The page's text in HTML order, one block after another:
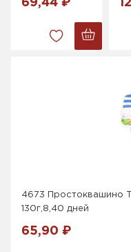
69,44 ₽
4673 Простоквашино
130г,8,40 дней
65,90 ₽